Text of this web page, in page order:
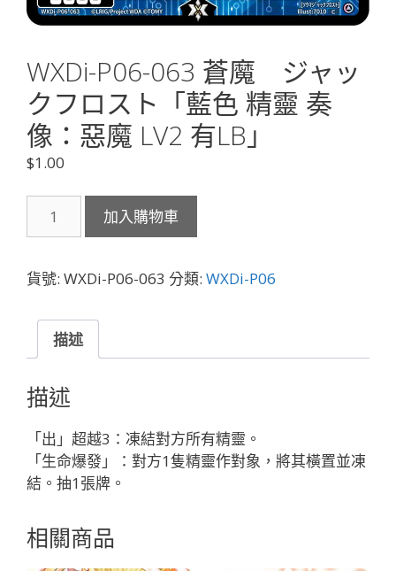
WXDi-P06-063 蒼魔 ジャッ
クフロスト「藍色 精靈 奏
像：惡魔 LV2 有LB」
$1.00
P06-
蒼
ジ
ッ
ク
フ
ロ
ス
ト
「藍
精
加入購物車
貨號: WXDi-P06-063 分類: WXDi-P06
描述
描述
「出」超越3：凍結對方所有精靈。
「生命爆發」：對方1隻精靈作對象，將其橫置並凍
結。抽1張牌。
相關商品